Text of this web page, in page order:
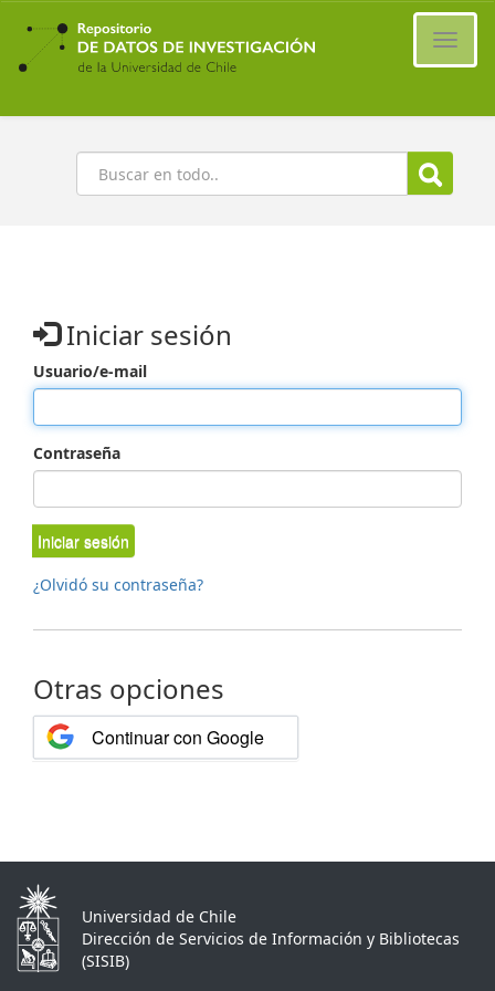
Ir
contenido
principal
Buscar
Iniciar sesión
Usuario/e-mail
Contraseña
Iniciar sesión
¿Olvidó su contraseña?
Otras opciones
Continuar con Google
Universidad de Chile
Dirección de Servicios de Información y Bibliotecas
(SISIB)